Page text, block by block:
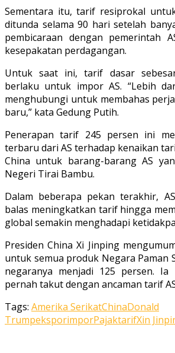
Sementara itu, tarif resiprokal
ditunda selama 90 hari setelah
pembicaraan dengan pemerintah
kesepakatan perdagangan.
Untuk saat ini, tarif dasar
berlaku untuk impor AS. “Lebih
menghubungi untuk membahas
baru,” kata Gedung Putih.
Penerapan tarif 245 persen ini
terbaru dari AS terhadap kenaikan
China untuk barang-barang AS
Negeri Tirai Bambu.
Dalam beberapa pekan terakhir,
balas meningkatkan tarif hingga
global semakin menghadapi
Presiden China Xi Jinping
untuk semua produk Negara Paman
negaranya menjadi 125 persen.
pernah takut dengan ancaman tarif
Tags: Amerika SerikatChinaDonald
TrumpeksporimporPajaktarifXin